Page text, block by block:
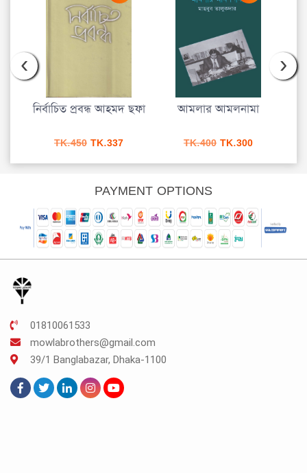
নির্বাচিত প্রবন্ধ আহমদ ছফা
TK.450 Original
was:
TK.450.
TK.337Current
is:
TK.337.
আমলার আমলনামা
TK.400 Original
was:
TK.300Current
is:
‹ ›
PAYMENT OPTIONS
01810061533
mowlabrothers@gmail.com
39/1 Banglabazar, Dhaka-1100